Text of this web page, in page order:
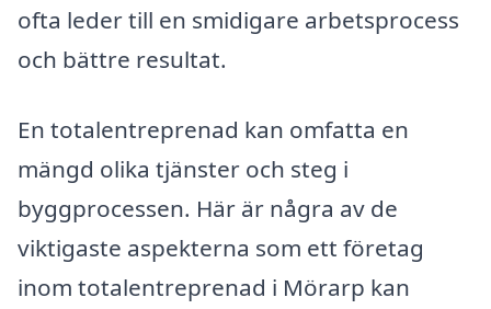
ofta leder till en smidigare arbetsprocess
och bättre resultat.
En totalentreprenad kan omfatta en
mängd olika tjänster och steg i
byggprocessen. Här är några av de
viktigaste aspekterna som ett företag
inom totalentreprenad i Mörarp kan